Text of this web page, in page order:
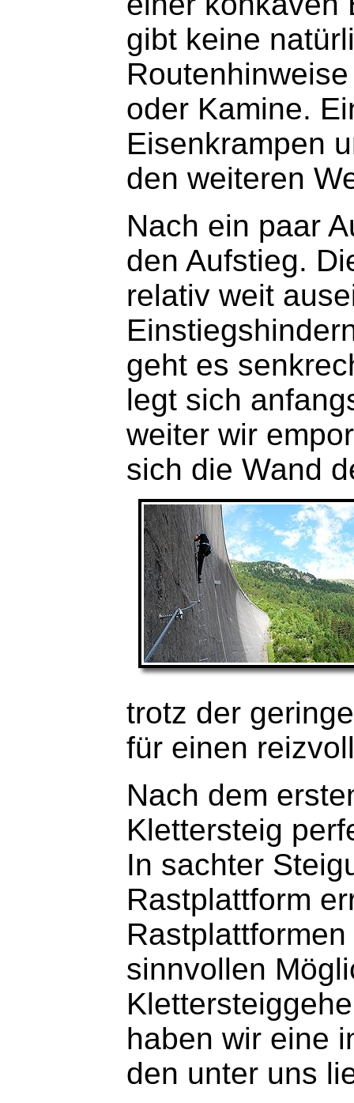
gibt keine
oder Kamine.
Eisenkrampen
den weiteren
Nach ein paar
den Aufstieg.
relativ weit
geht es
legt sich
weiter wir
sich die Wand
trotz der
für einen
Nach dem
Klettersteig
In sachter
Rastplattform
sinnvollen
haben wir eine
den unter uns